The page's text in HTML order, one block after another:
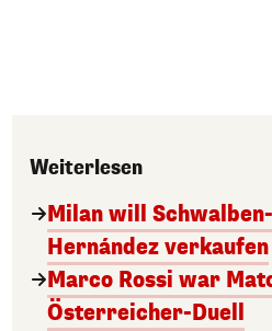
Weiterlesen
Milan will
Hernández verkaufen
Marco Rossi war
Österreicher-Duell